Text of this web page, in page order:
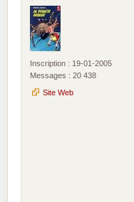
Inscription : 19-01-2005
Messages : 20 438
Site Web